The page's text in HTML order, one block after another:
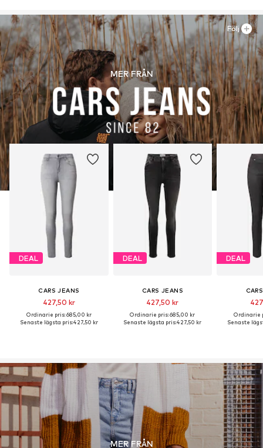
MER FRÅN
DEAL
CARS JEANS
427,50 kr
Ordinarie pris: 685,00 kr
Senaste lägsta pris:427,50 kr
DEAL
CARS JEANS
427,50 kr
Ordinarie pris: 685,00 kr
Senaste lägsta pris:427,50 kr
DEAL
Ordinarie
Senaste
Följ
MER FRÅN